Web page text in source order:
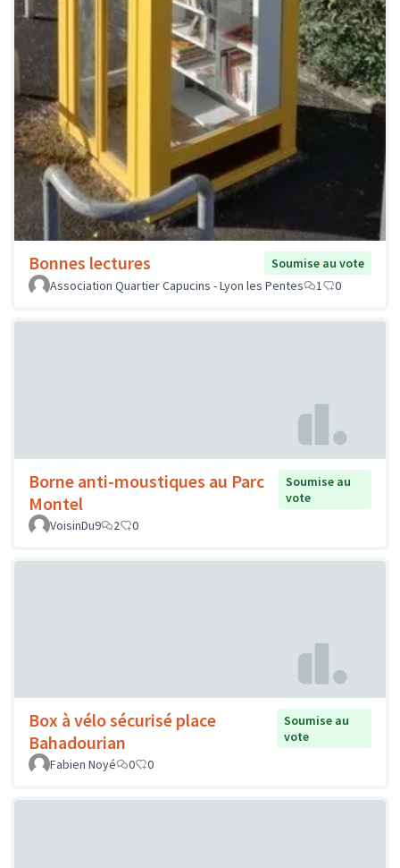
Bonnes lectures
Soumise au vote
Association Quartier Capucins - Lyon les Pentes
1 0
Borne anti-moustiques au Parc
Montel
Soumise au
vote
VoisinDu9
2 0
Box à vélo sécurisé place
Bahadourian
Soumise au
vote
Fabien Noyé
0 0